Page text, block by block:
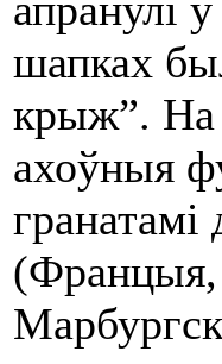
шапках
крыж”. На
ахоўныя
(Францыя,